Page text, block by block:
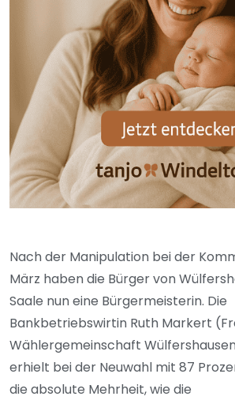
Nach der Manipulation bei der
März haben die Bürger von
Saale nun eine Bürgermeisterin. Die
Bankbetriebswirtin Ruth Markert
Wählergemeinschaft
erhielt bei der Neuwahl mit 87
die absolute Mehrheit, wie die